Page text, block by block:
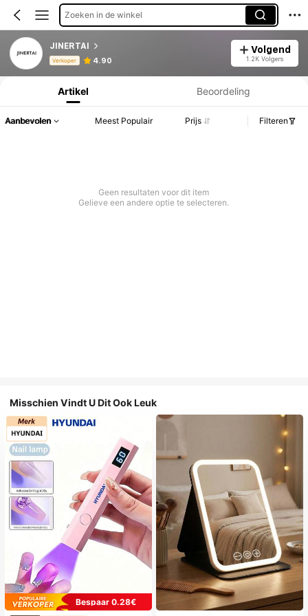
Zoeken in de winkel
JINERTAI
Verkoper 4.90
Volgend
1.2K Volgers
Productinformatie: Prijsopenbaring, Verkoop- en Voorraadgegevens.
Artikel Beoordeling
Aanbevolen Meest Populair Prijs Filteren
Geen resultaten voor dit item
Gelieve een andere optie te selecteren.
Misschien Vindt U Dit Ook Leuk
Bespaar 0.28€